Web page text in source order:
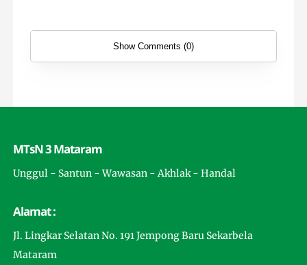
Show Comments (0)
MTsN 3 Mataram
Unggul - Santun - Wawasan - Akhlak - Handal
Alamat :
Jl. Lingkar Selatan No. 191 Jempong Baru Sekarbela
Mataram